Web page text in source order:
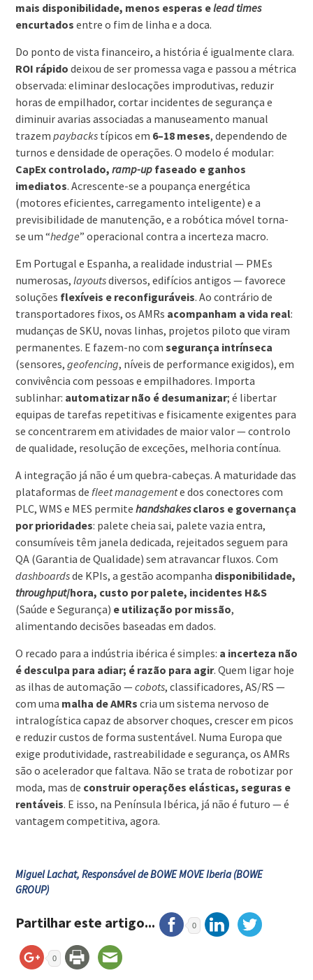
mais disponibilidade, menos esperas elead times
encurtados entre o fim de linha e a doca.
Do ponto de vista financeiro, a história é igualmente clara.
ROI rápido deixou de ser promessa vaga e passou a métrica
observada: eliminar deslocações improdutivas, reduzir
horas de empilhador, cortar incidentes de segurança e
diminuir avarias associadas a manuseamento manual
trazem paybackstípicos em 6–18 meses, dependendo de
turnos e densidade de operações. O modelo é modular:
CapEx controlado, ramp-upfaseado e ganhos
imediatos. Acrescente-se a poupança energética
(motores eficientes, carregamento inteligente) e a
previsibilidade de manutenção, e a robótica móvel torna-
se um “hedge” operacional contra a incerteza macro.
Em Portugal e Espanha, a realidade industrial — PMEs
numerosas, layoutsdiversos, edifícios antigos — favorece
soluções flexíveis e reconfiguráveis. Ao contrário de
transportadores fixos, os AMRs acompanham a vida real:
mudanças de SKU, novas linhas, projetos piloto que viram
permanentes. E fazem-no com segurança intrínseca
(sensores, geofencing, níveis de performance exigidos), em
convivência com pessoas e empilhadores. Importa
sublinhar: automatizar não é desumanizar; é libertar
equipas de tarefas repetitivas e fisicamente exigentes para
se concentrarem em atividades de maior valor — controlo
de qualidade, resolução de exceções, melhoria contínua.
A integração já não é um quebra-cabeças. A maturidade das
plataformas de fleetmanagemente dos conectores com
PLC, WMS e MES permite handshakesclaros e governança
por prioridades: palete cheia sai, palete vazia entra,
consumíveis têm janela dedicada, rejeitados seguem para
QA (Garantia de Qualidade) sem atravancar fluxos. Com
dashboardsde KPIs, a gestão acompanha disponibilidade,
throughput/hora, custo por palete, incidentes H&S
(Saúde e Segurança) e utilização por missão,
alimentando decisões baseadas em dados.
O recado para a indústria ibérica é simples: a incerteza não
é desculpa para adiar; é razão para agir. Quem ligar hoje
as ilhas de automação —cobots, classificadores, AS/RS —
com uma malha de AMRs cria um sistema nervoso de
intralogística capaz de absorver choques, crescer em picos
e reduzir custos de forma sustentável. Numa Europa que
exige produtividade, rastreabilidade e segurança, os AMRs
são o acelerador que faltava. Não se trata de robotizar por
moda, mas de construir operações elásticas, seguras e
rentáveis. E isso, na Península Ibérica, já não é futuro — é
vantagem competitiva, agora.
Miguel Lachat, Responsável de BOWE MOVE Iberia (BOWE
GROUP)
Partilhar este artigo... 0
0